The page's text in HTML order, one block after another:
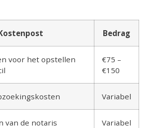
Bedrag
voor het opstellen
€75 –
€150
Variabel
van de notaris Variabel